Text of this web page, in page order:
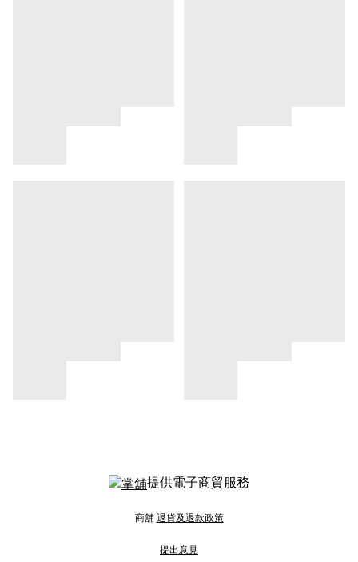
提供電子商貿服務
商舖 退貨及退款政策
提出意見